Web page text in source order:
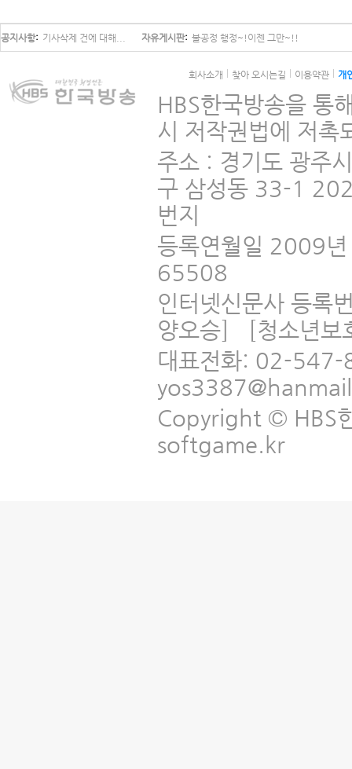
공지사항 기사삭제 건에 대해... 자유게시판 불공정 행정~!이젠 그만~!!
회사소개 찾아 오시는길 이용약관 개
HBS한국방송을 통
시 저작권법에 저촉
주소 : 경기도 광주
구 삼성동 33-1
번지
등록연월일 2009
65508
인터넷신문사 등
양오승] [청소년보
대표전화: 02-
Copyright © HBS
softgame.kr